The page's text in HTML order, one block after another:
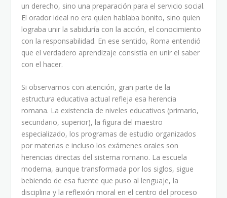
un derecho, sino una preparación para el servicio social.
El orador ideal no era quien hablaba bonito, sino quien
lograba unir la sabiduría con la acción, el conocimiento
con la responsabilidad. En ese sentido, Roma entendió
que el verdadero aprendizaje consistía en unir el saber
con el hacer.
Si observamos con atención, gran parte de la
estructura educativa actual refleja esa herencia
romana. La existencia de niveles educativos (primario,
secundario, superior), la figura del maestro
especializado, los programas de estudio organizados
por materias e incluso los exámenes orales son
herencias directas del sistema romano. La escuela
moderna, aunque transformada por los siglos, sigue
bebiendo de esa fuente que puso al lenguaje, la
disciplina y la reflexión moral en el centro del proceso